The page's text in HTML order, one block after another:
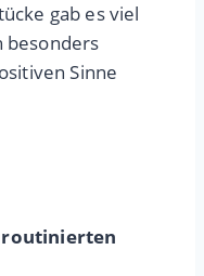
gab es viel
besonders
Sinne
routinierten